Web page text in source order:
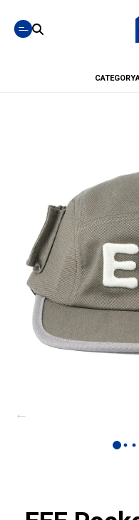
CATEGORY